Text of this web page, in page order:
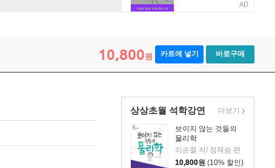
AD
10,800원 카트에 넣기 바로구매
상상초월 석학강연
보이지 않는 것들의
물리학
이순철 저/ 정재승 편
10,800원 (10% 할인)
더보기